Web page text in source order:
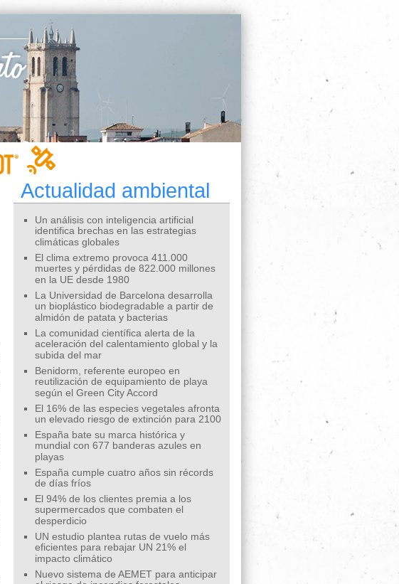
Actualidad ambiental
Un análisis con inteligencia artificial
identifica brechas en las estrategias
climáticas globales
El clima extremo provoca 411.000
muertes y pérdidas de 822.000 millones
en la UE desde 1980
La Universidad de Barcelona desarrolla
un bioplástico biodegradable a partir de
almidón de patata y bacterias
La comunidad científica alerta de la
aceleración del calentamiento global y la
subida del mar
Benidorm, referente europeo en
reutilización de equipamiento de playa
según el Green City Accord
El 16% de las especies vegetales afronta
un elevado riesgo de extinción para 2100
España bate su marca histórica y
mundial con 677 banderas azules en
playas
España cumple cuatro años sin récords
de días fríos
El 94% de los clientes premia a los
supermercados que combaten el
desperdicio
UN estudio plantea rutas de vuelo más
eficientes para rebajar UN 21% el
impacto climático
Nuevo sistema de AEMET para anticipar